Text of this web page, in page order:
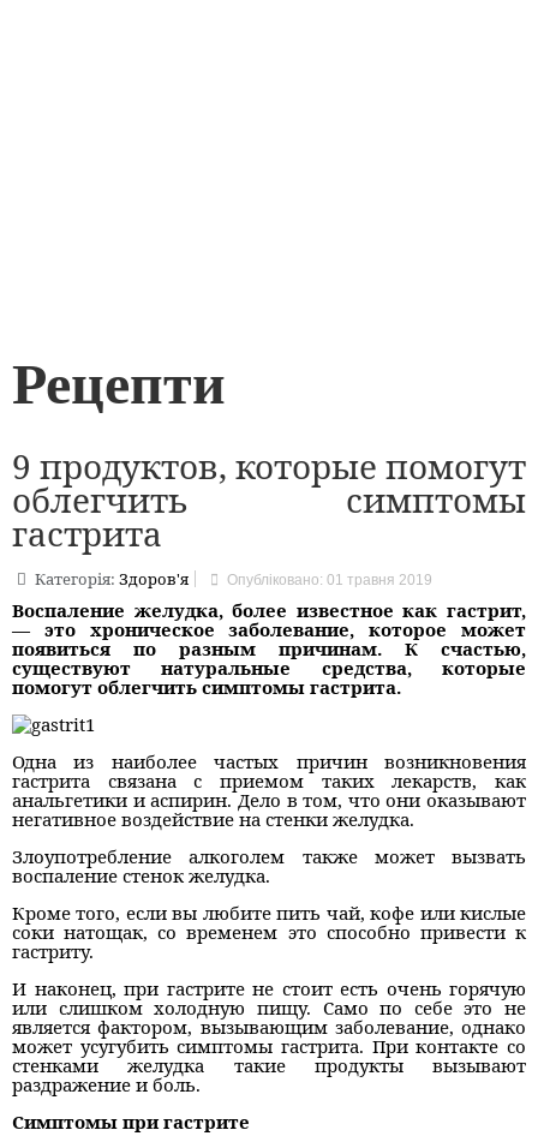
Рецепти
9 продуктов, которые помогут
облегчить симптомы
гастрита
Категорія:Здоров'я Опубліковано: 01 травня 2019
Воспаление желудка, более известное как гастрит,
— это хроническое заболевание, которое может
появиться по разным причинам. К счастью,
существуют натуральные средства, которые
помогут облегчить симптомы гастрита.
Одна из наиболее частых причин возникновения
гастрита связана с приемом таких лекарств, как
анальгетики и аспирин. Дело в том, что они оказывают
негативное воздействие на стенки желудка.
Злоупотребление алкоголем также может вызвать
воспаление стенок желудка.
Кроме того, если вы любите пить чай, кофе или кислые
соки натощак, со временем это способно привести к
гастриту.
И наконец, при гастрите не стоит есть очень горячую
или слишком холодную пищу. Само по себе это не
является фактором, вызывающим заболевание, однако
может усугубить симптомы гастрита. При контакте со
стенками желудка такие продукты вызывают
раздражение и боль.
Симптомы при гастрите